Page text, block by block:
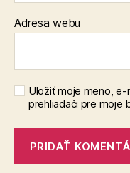
Adresa webu
Uložiť moje meno,
prehliadači pre moje